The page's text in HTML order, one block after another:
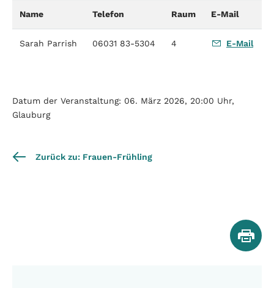
Name Telefon Raum E-Mail
Sarah Parrish 06031 83-5304 4 E-Mail
Datum der Veranstaltung: 06. März 2026, 20:00 Uhr,
Glauburg
Zurück zu: Frauen-Frühling